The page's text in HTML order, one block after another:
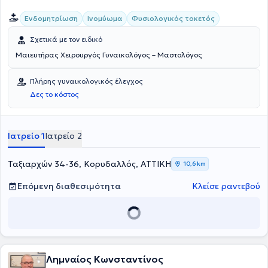
Ελληνικής Εταιρείας Γυναικολογικής Ενδοκρινολογίας.
Ενδομητρίωση Ινομύωμα Φυσιολογικός τοκετός
Σχετικά με τον ειδικό
Mαιευτήρας Χειρουργός Γυναικολόγος – Μαστολόγος
Πλήρης γυναικολογικός έλεγχος
Δες το κόστος
Ιατρείο 1Ιατρείο 2
Ταξιαρχών 34-36, Κορυδαλλός, ΑΤΤΙΚΗ 10,6 km
Επόμενη διαθεσιμότητα Κλείσε ραντεβού
Λημναίος Κωνσταντίνος